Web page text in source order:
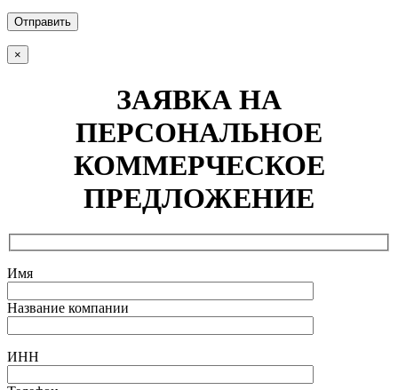
Отправить
×
ЗАЯВКА НА
ПЕРСОНАЛЬНОЕ
КОММЕРЧЕСКОЕ
ПРЕДЛОЖЕНИЕ
Имя
Название компании
ИНН